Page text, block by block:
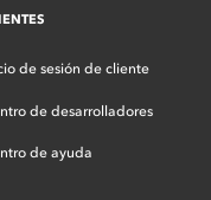
de sesión de cliente
de desarrolladores
de ayuda